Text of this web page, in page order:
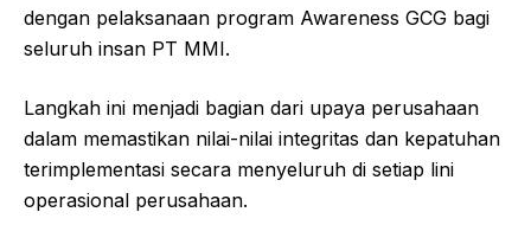
dengan pelaksanaan program Awareness GCG bagi
seluruh insan PT MMI.
Langkah ini menjadi bagian dari upaya perusahaan
dalam memastikan nilai-nilai integritas dan kepatuhan
terimplementasi secara menyeluruh di setiap lini
operasional perusahaan.